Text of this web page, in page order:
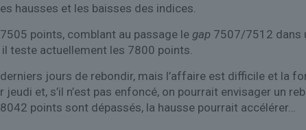
hausses et les baisses des indices.
points, comblant au passage le gap 7507/7512 dans
il teste actuellement les 7800 points.
jours de rebondir, mais l’affaire est difficile et la
et, s’il n’est pas enfoncé, on pourrait envisager un
points sont dépassés, la hausse pourrait accélérer…